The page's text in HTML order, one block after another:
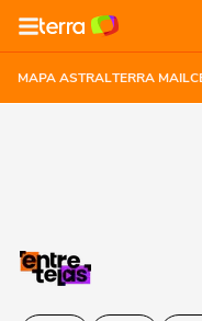
MAPA ASTRALTERRA MAIL